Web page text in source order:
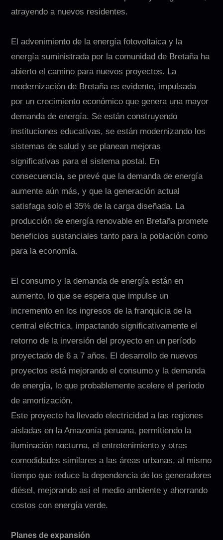
atrayendo a nuevos residentes.
El advenimiento de la energía fotovoltaica y la
energía suministrada por la comunidad de Bretaña ha
abierto el camino para nuevos proyectos. La
modernización de Bretaña es evidente, impulsada
por un crecimiento económico que genera una mayor
demanda de energía. Se están construyendo
instituciones educativas, se están modernizando los
sistemas de salud y se planean mejoras
significativas para el sistema postal. En
consecuencia, se prevé que la demanda de energía
aumente aún más, y que la generación actual
satisfaga solo el 35% de la carga diseñada. La
producción de energía renovable en Bretaña promete
beneficios sustanciales tanto para la población como
para la economía.
El consumo y la demanda de energía están en
aumento, lo que se espera que impulse un
incremento en los ingresos de la franquicia de la
central eléctrica, impactando significativamente el
retorno de la inversión del proyecto en un período
proyectado de 6 a 7 años. El desarrollo de nuevos
proyectos está mejorando el consumo y la demanda
de energía, lo que probablemente acelere el período
de amortización.
Este proyecto ha llevado electricidad a las regiones
aisladas en la Amazonía peruana, permitiendo la
iluminación nocturna, el entretenimiento y otras
comodidades similares a las áreas urbanas, al mismo
tiempo que reduce la dependencia de los generadores
diésel, mejorando así el medio ambiente y ahorrando
costos con energía verde.
Planes de expansión